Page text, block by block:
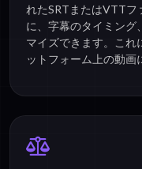
れたSRTまたはVTTフ
に、字幕のタイミング
マイズできます。これ
ットフォーム上の動画